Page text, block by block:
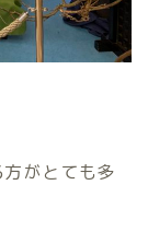
がとても多